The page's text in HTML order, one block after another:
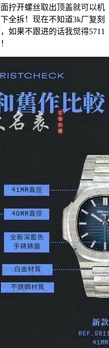
拧开螺丝取出顶盖就可以机
全拆！现在不知道3k厂复刻
如果不跟进的话我觉得5711